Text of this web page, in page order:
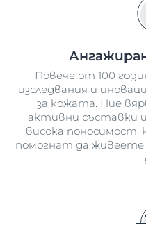
Повече от 100
изследвания и
за кожата. Ние
активни съставки
висока
помогнат да живеете